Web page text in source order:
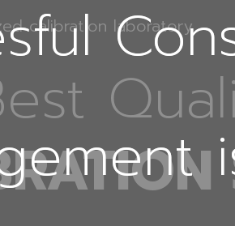
calibration laboratory